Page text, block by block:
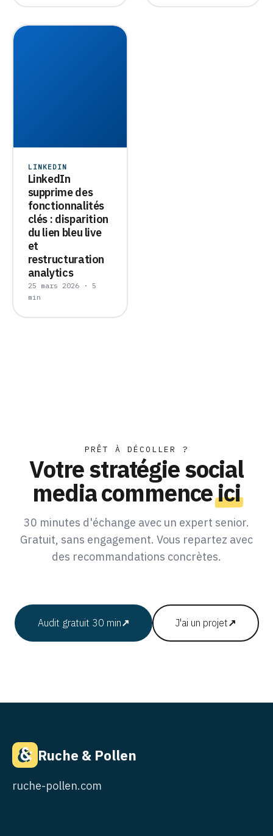
LINKEDIN
LinkedIn
supprime des
fonctionnalités
clés : disparition
du lien bleu live
et
restructuration
analytics
25 mars 2026 · 5
min
PRÊT À DÉCOLLER ?
Votre stratégie social
media commenceici
30 minutes d'échange avec un expert senior.
Gratuit, sans engagement. Vous repartez avec
des recommandations concrètes.
Audit gratuit 30 min↗ J'ai un projet↗
Ruche & Pollen
ruche-pollen.com